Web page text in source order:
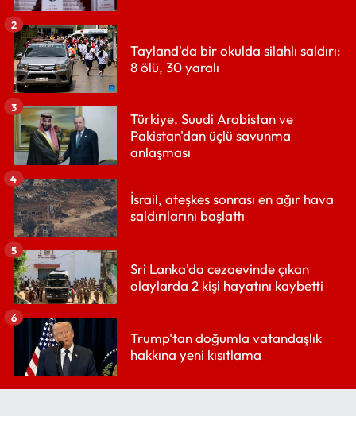
Tayland'da bir okulda silahlı saldırı:
8 ölü, 30 yaralı
2
Türkiye, Suudi Arabistan ve
Pakistan'dan üçlü savunma
anlaşması
3
İsrail, ateşkes sonrası en ağır hava
saldırılarını başlattı
4
Sri Lanka'da cezaevinde çıkan
olaylarda 2 kişi hayatını kaybetti
5
Trump'tan doğumla vatandaşlık
hakkına yeni kısıtlama
6